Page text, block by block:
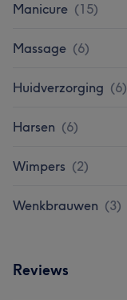
Manicure (15)
Massage (6)
Huidverzorging (6)
Harsen (6)
Wimpers (2)
Wenkbrauwen (3)
Reviews